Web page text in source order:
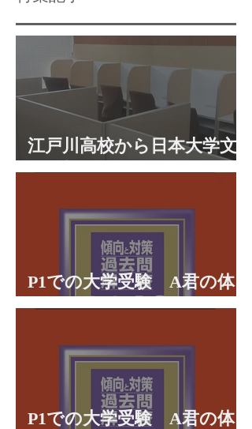
江戸川高校から日本大学文
理学部に合格 合格体験談
P1での大学受験 A君の体
験談パート２
P1での大学受験 A君の体